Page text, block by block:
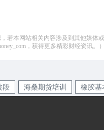
若本网站相关内容涉及到其他媒体
，获得更多精彩财经资讯。）
段 海桑期货培训 橡胶基